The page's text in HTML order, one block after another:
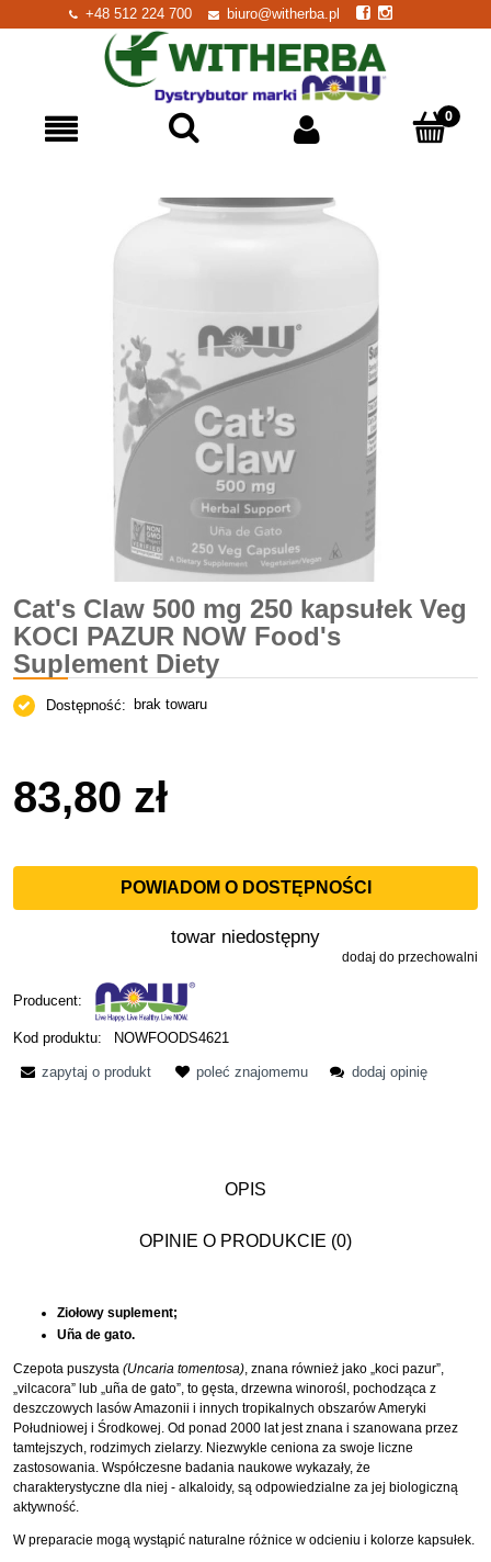
+48 512 224 700 biuro@witherba.pl
Cat's Claw 500 mg 250 kapsułek Veg
KOCI PAZUR NOW Food's
Suplement Diety
Dostępność: brak towaru
83,80 zł
POWIADOM O DOSTĘPNOŚCI
towar niedostępny
dodaj do przechowalni
Producent:
Kod produktu: NOWFOODS4621
zapytaj o produkt poleć znajomemu dodaj opinię
OPIS
OPINIE O PRODUKCIE (0)
Ziołowy suplement;
Uña de gato.
Czepota puszysta (Uncaria tomentosa), znana również jako „koci pazur”,
„vilcacora” lub „uña de gato”, to gęsta, drzewna winorośl, pochodząca z
deszczowych lasów Amazonii i innych tropikalnych obszarów Ameryki
Południowej i Środkowej. Od ponad 2000 lat jest znana i szanowana przez
tamtejszych, rodzimych zielarzy. Niezwykle ceniona za swoje liczne
zastosowania. Współczesne badania naukowe wykazały, że
charakterystyczne dla niej - alkaloidy, są odpowiedzialne za jej biologiczną
aktywność.
W preparacie mogą wystąpić naturalne różnice w odcieniu i kolorze kapsułek.